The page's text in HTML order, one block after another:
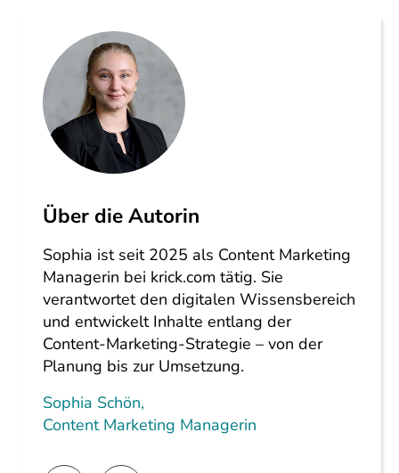
Über die Autorin
Sophia ist seit 2025 als Content Marketing
Managerin bei krick.com tätig. Sie
verantwortet den digitalen Wissensbereich
und entwickelt Inhalte entlang der
Content-Marketing-Strategie – von der
Planung bis zur Umsetzung.
Sophia Schön,
Content Marketing Managerin